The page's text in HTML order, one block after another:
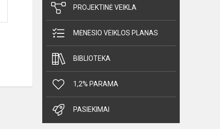
PROJEKTINĖ VEIKLA
MĖNESIO VEIKLOS PLANAS
BIBLIOTEKA
1,2% PARAMA
PASIEKIMAI